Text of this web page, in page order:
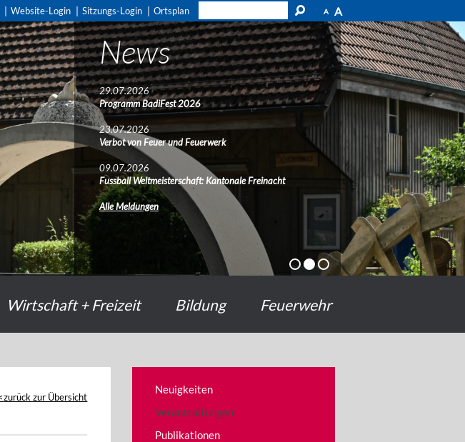
A A
Website-Login Sitzungs-Login Ortsplan
News
29.07.2026
Programm BadiFest 2026
23.07.2026
Verbot von Feuer und Feuerwerk
09.07.2026
Fussball Weltmeisterschaft: Kantonale Freinacht
Alle Meldungen
Wirtschaft + Freizeit Bildung Feuerwehr
zurück zur Übersicht
Neuigkeiten
Veranstaltungen
Publikationen